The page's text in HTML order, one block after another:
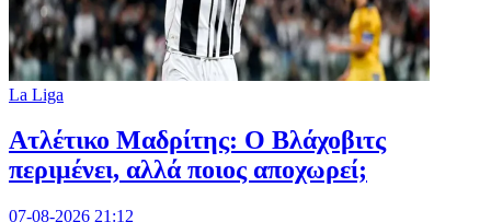
La Liga
Ατλέτικο Μαδρίτης: Ο Βλάχοβιτς
περιμένει, αλλά ποιος αποχωρεί;
07-08-2026 21:12